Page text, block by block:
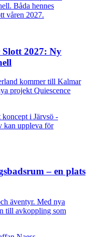
2027: Ny
kommer till Kalmar
projekt Quiescence
– en plats
äventyr. Med nya
till avkoppling som